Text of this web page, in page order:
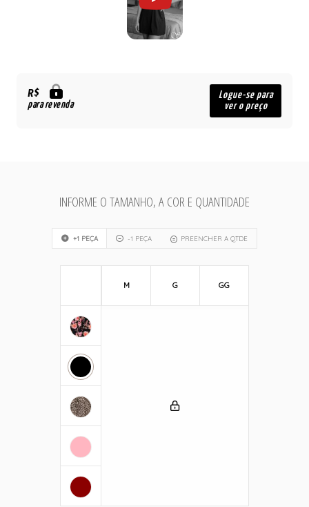
R$
para revenda
Logue-se para
ver o preço
INFORME O TAMANHO, A COR E QUANTIDADE
+1 PEÇA -1 PEÇA PREENCHER A QTDE
M G GG